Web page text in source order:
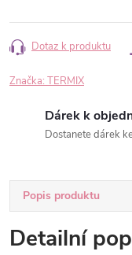
Dotaz k produktu
Značka: TERMIX
Dárek k
Dostanete dárek
Popis produktu
Detailní